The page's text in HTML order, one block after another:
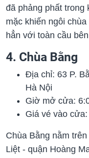
đã phảng phất trong
mặc khiến ngôi
hẳn với toàn cầu
4. Chùa Bằng
Địa chỉ: 63 P.
Hà Nội
Giờ mở cửa:
Giá vé vào
Chùa Bằng nằm
Liệt - quận Hoàng